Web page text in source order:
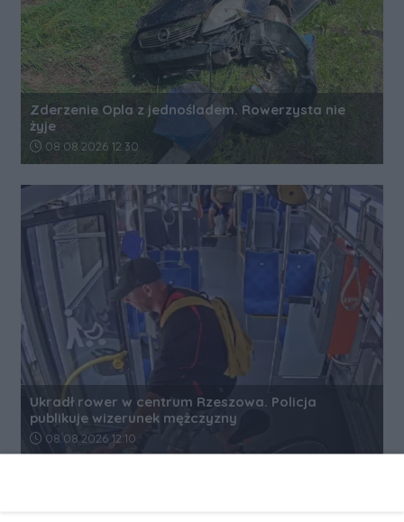
Zderzenie Opla z jednośladem. Rowerzysta nie
żyje
Data dodania artykułu:
08.08.2026 12:30
Ukradł rower w centrum Rzeszowa. Policja
publikuje wizerunek mężczyzny
Data dodania artykułu:
08.08.2026 12:10